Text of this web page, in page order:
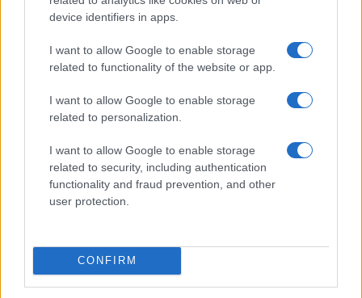
device identifiers in apps.
I want to allow Google to enable storage
related to functionality of the website or app.
I want to allow Google to enable storage
related to personalization.
I want to allow Google to enable storage
related to security, including authentication
functionality and fraud prevention, and other
user protection.
CONFIRM